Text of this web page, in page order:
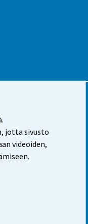
jotta sivusto
videoiden,